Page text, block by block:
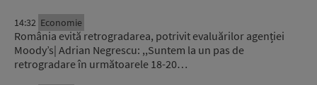
14:32 Economie
România evită retrogradarea, potrivit evaluărilor agenției
Moody’s| Adrian Negrescu: ,,Suntem la un pas de
retrogradare în următoarele 18-20…